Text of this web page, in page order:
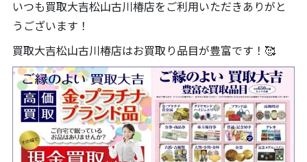
いつも買取大吉松山古川椿店をご利用いただきありがと
うございます！
買取大吉松山古川椿店はお買取り品目が豊富です！🥰